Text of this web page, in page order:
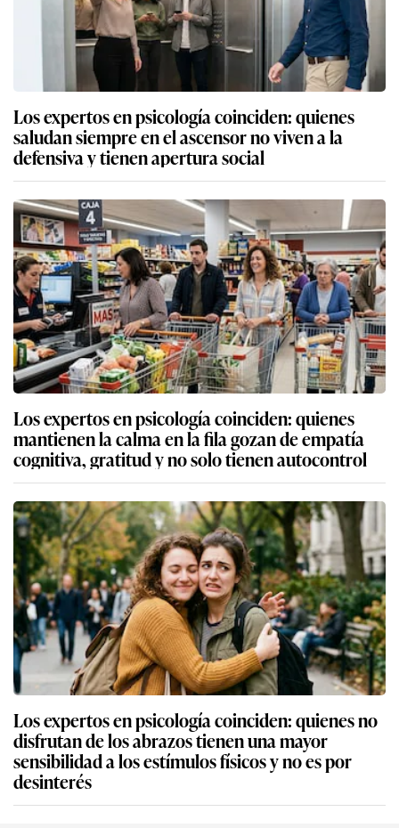
Los expertos en psicología coinciden: quienes
saludan siempre en el ascensor no viven a la
defensiva y tienen apertura social
Los expertos en psicología coinciden: quienes
mantienen la calma en la fila gozan de empatía
cognitiva, gratitud y no solo tienen autocontrol
Los expertos en psicología coinciden: quienes no
disfrutan de los abrazos tienen una mayor
sensibilidad a los estímulos físicos y no es por
desinterés